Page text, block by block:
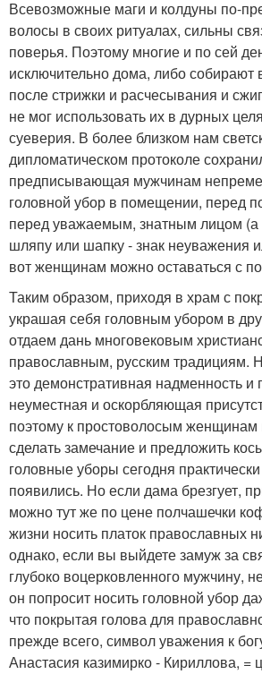
Всевозможные маги и колдуны по-
волосы в своих ритуалах, сильны
поверья. Поэтому многие и по сей
исключительно дома, либо собирают
после стрижки и расчесывания и
не мог использовать их в дурных
суеверия. В более близком нам
дипломатическом протоколе
предписывающая мужчинам
головной убор в помещении, перед
перед уважаемым, знатным лицом (а
шляпу или шапку - знак неуважения
вот женщинам можно оставаться с
Таким образом, приходя в храм с
украшая себя головным убором в
отдаем дань многовековым
православным, русским традициям.
это демонстративная надменность
неуместная и оскорбляющая
поэтому к простоволосым женщинам
сделать замечание и предложить
головные уборы сегодня
появились. Но если дама брезгует,
можно тут же по цене полчашечки
жизни носить платок православных
однако, если вы выйдете замуж за
глубоко воцерковленного мужчину,
он попросит носить головной убор
что покрытая голова для
прежде всего, символ уважения к
Анастасия казимирко - Кириллова, =